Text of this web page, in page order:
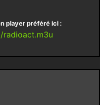
player préféré ici :